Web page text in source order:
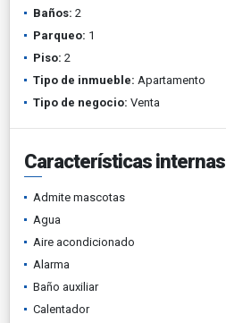
Baños: 2
Parqueo: 1
Piso: 2
Tipo de inmueble: Apartamento
Tipo de negocio: Venta
Características internas
Admite mascotas
Agua
Aire acondicionado
Alarma
Baño auxiliar
Calentador